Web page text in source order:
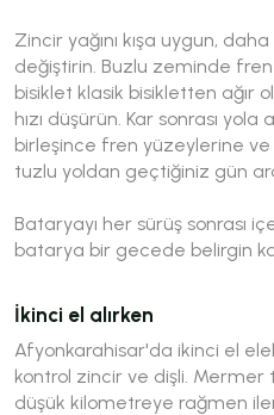
Zincir yağını kışa uygun, daha
değiştirin. Buzlu zeminde
bisiklet klasik bisikletten ağır
hızı düşürün. Kar sonrası
birleşince fren yüzeylerine
tuzlu yoldan geçtiğiniz gün
Bataryayı her sürüş sonrası
batarya bir gecede belirgin
İkinci el alırken
Afyonkarahisar'da ikinci el
kontrol zincir ve dişli. Mermer
düşük kilometreye rağmen